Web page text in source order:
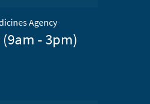
Agency
(9am - 3pm)